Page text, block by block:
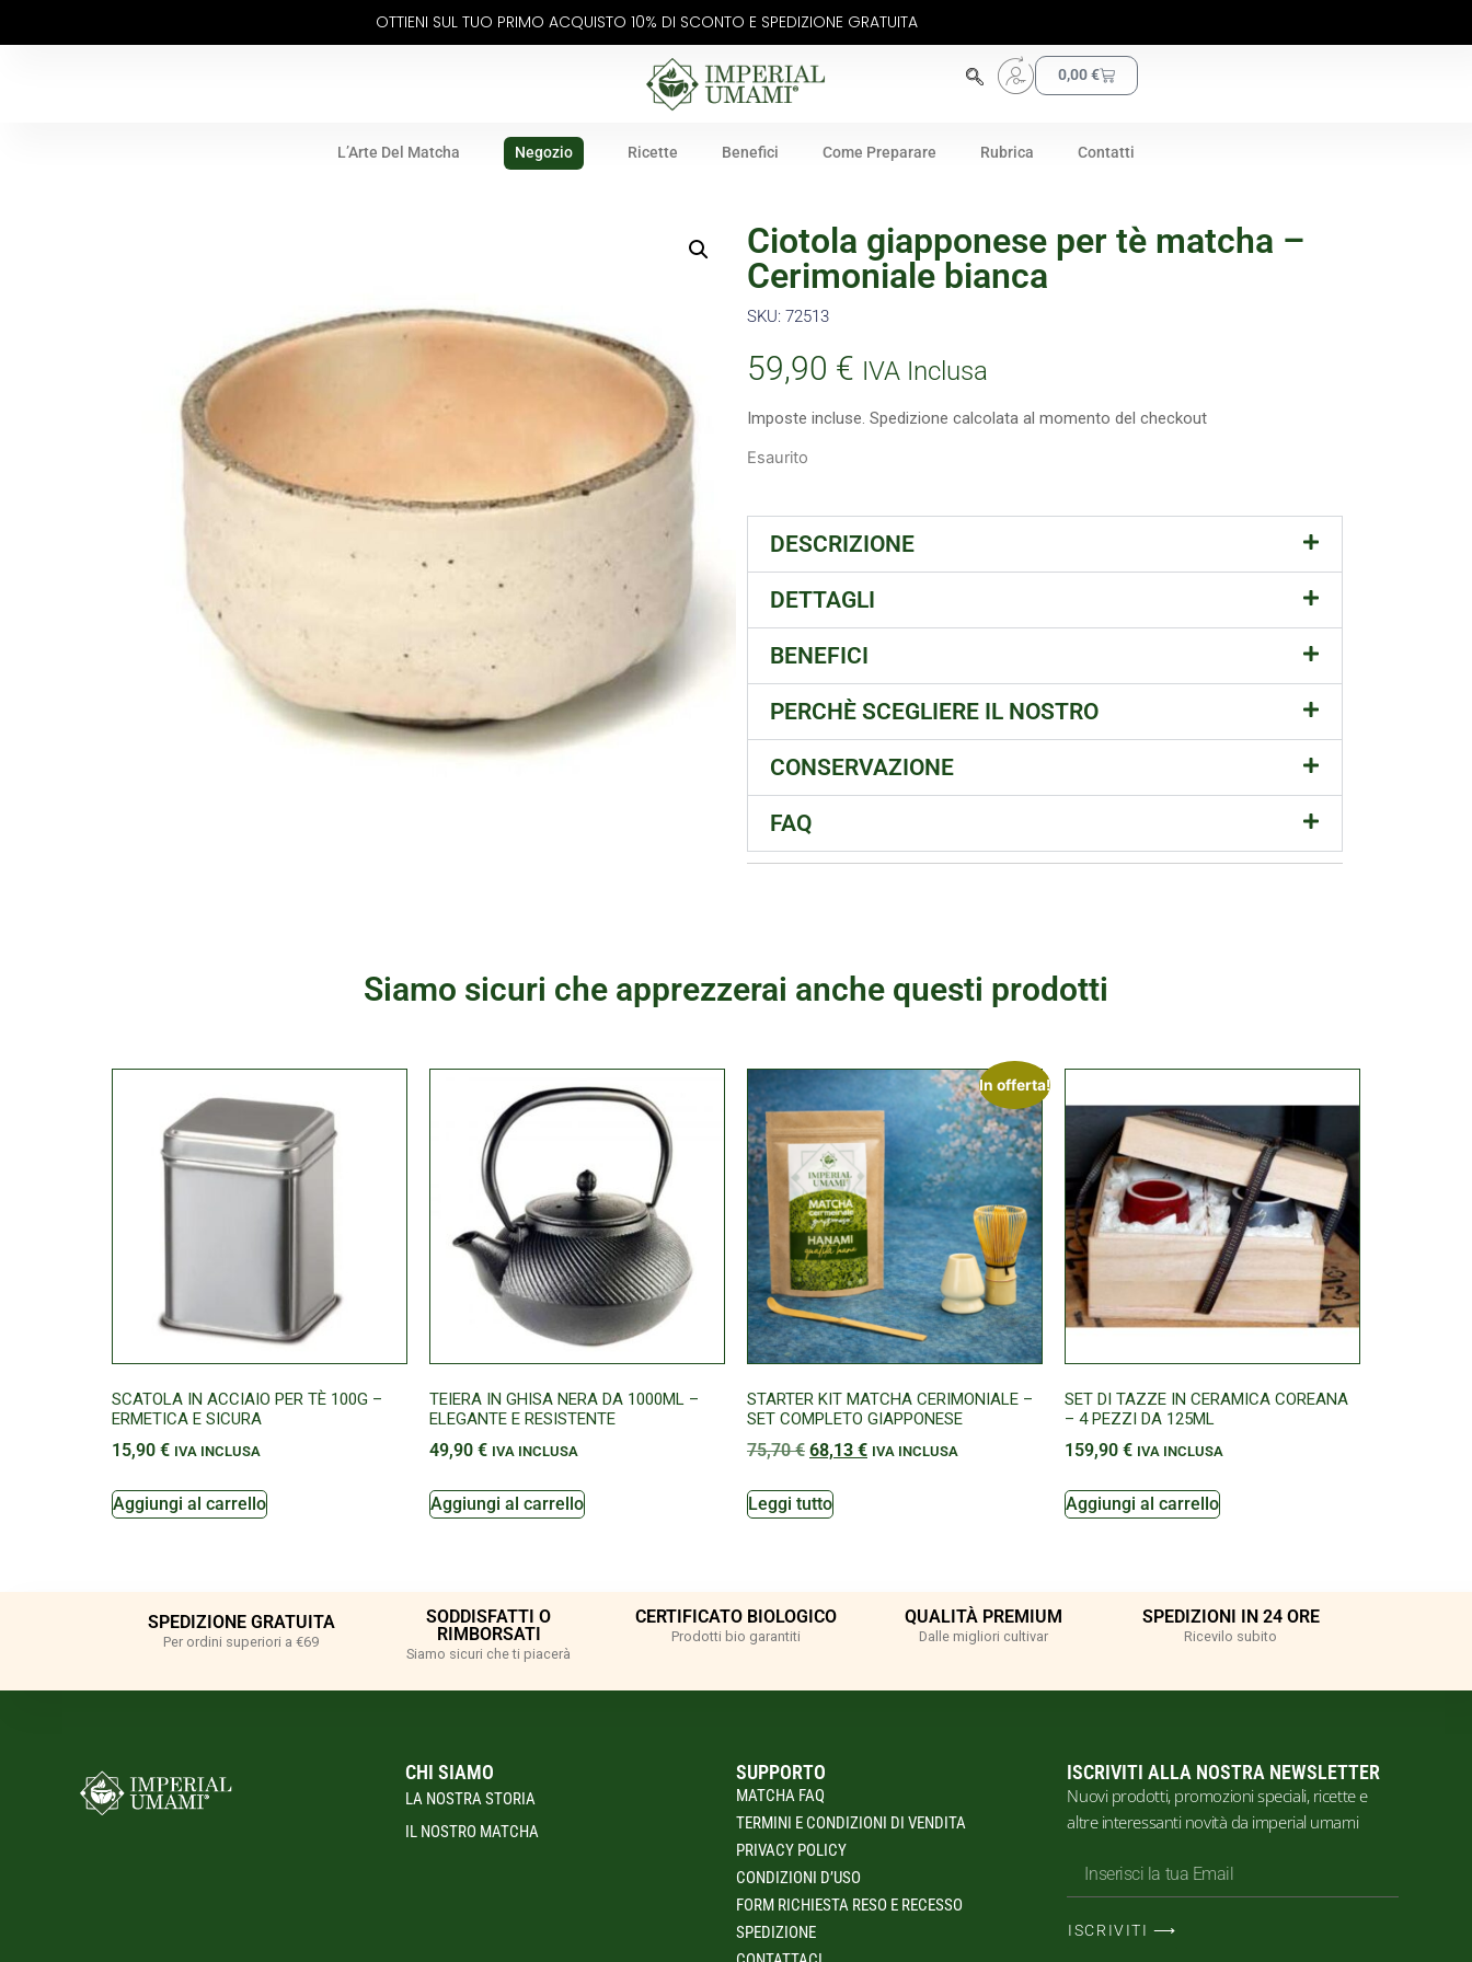
OTTIENI SUL TUO PRIMO ACQUISTO 10% DI SCONTO E SPEDIZIONE GRATUITA
0,00€
L’Arte Del Matcha Negozio Ricette Benefici Come Preparare Rubrica Contatti
Ciotola giapponese per tè matcha –
Cerimoniale bianca
SKU: 72513
59,90 € IVA Inclusa
Imposte incluse. Spedizione calcolata al momento del checkout
Esaurito
DESCRIZIONE
DETTAGLI
BENEFICI
PERCHÈ SCEGLIERE IL NOSTRO
CONSERVAZIONE
FAQ
Siamo sicuri che apprezzerai anche questi prodotti
SCATOLA IN ACCIAIO PER TÈ 100G –
ERMETICA E SICURA
15,90 € IVA INCLUSA
Aggiungi al carrello
TEIERA IN GHISA NERA DA 1000ML –
ELEGANTE E RESISTENTE
49,90 € IVA INCLUSA
Aggiungi al carrello
In offerta!
STARTER KIT MATCHA CERIMONIALE –
SET COMPLETO GIAPPONESE
75,70€ 68,13 € IVA INCLUSA
Leggi tutto
SET DI TAZZE IN CERAMICA COREANA
– 4 PEZZI DA 125ML
159,90 € IVA INCLUSA
Aggiungi al carrello
SPEDIZIONE GRATUITA
Per ordini superiori a €69
SODDISFATTI O
RIMBORSATI
Siamo sicuri che ti piacerà
CERTIFICATO BIOLOGICO
Prodotti bio garantiti
QUALITÀ PREMIUM
Dalle migliori cultivar
SPEDIZIONI IN 24 ORE
Ricevilo subito
CHI SIAMO
LA NOSTRA STORIA
IL NOSTRO MATCHA
SUPPORTO
MATCHA FAQ
TERMINI E CONDIZIONI DI VENDITA
PRIVACY POLICY
CONDIZIONI D’USO
FORM RICHIESTA RESO E RECESSO
SPEDIZIONE
ISCRIVITI ALLA NOSTRA NEWSLETTER
Nuovi prodotti, promozioni speciali, ricette e
altre interessanti novità da imperial umami
ISCRIVITI ⟶